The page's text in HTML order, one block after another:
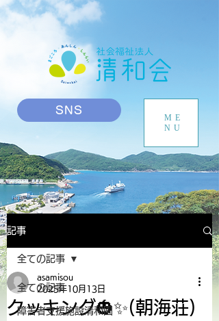
SNS
ME
NU
記事
全ての記事
障害者支援施設清和園
全ての記事
クッキング🎃✨(朝海荘)
asamisou
2025年10月13日